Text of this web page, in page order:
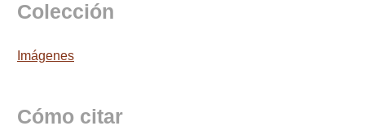
Colección
Imágenes
Cómo citar